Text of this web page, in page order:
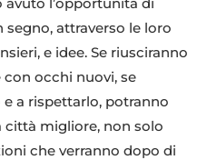
attraverso le loro
e idee. Se riusciranno
occhi nuovi, se
a rispettarlo, potranno
migliore, non solo
che verranno dopo di